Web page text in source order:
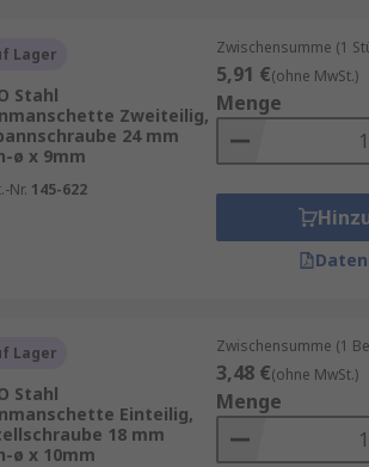
Lager
Stahl
Zweiteilig,
24 mm
ø x 9mm
Nr. 145-622
Zwischensumme (1
5,91 €(ohne MwSt.)
Menge
Lager
Stahl
Einteilig,
18 mm
ø x 10mm
Zwischensumme (1
3,48 €(ohne MwSt.)
Menge